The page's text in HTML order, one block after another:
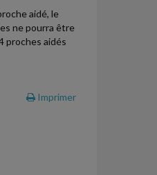
aidé, le
ne pourra être
proches aidés
Imprimer